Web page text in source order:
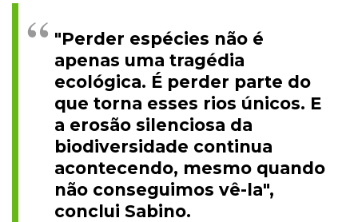
"Perder espécies não é
apenas uma tragédia
ecológica. É perder parte do
que torna esses rios únicos. E
a erosão silenciosa da
biodiversidade continua
acontecendo, mesmo quando
não conseguimos vê-la",
conclui Sabino.